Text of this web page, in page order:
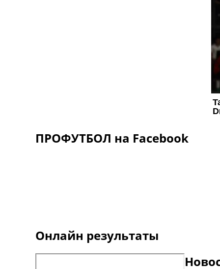
ПРОФУТБОЛ на Facebook
Онлайн результаты